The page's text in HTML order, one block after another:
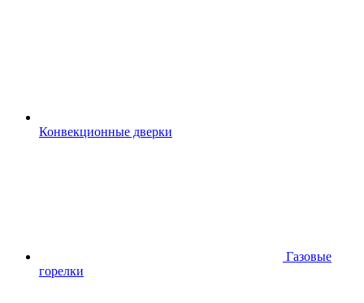
Конвекционные дверки
Газовые
горелки